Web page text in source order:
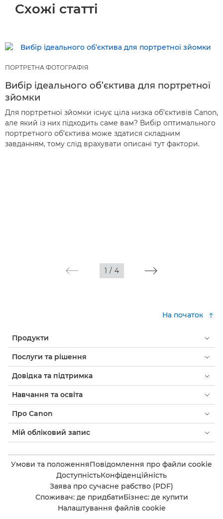
Схожі статті
ПОРТРЕТНА ФОТОГРАФІЯ
Вибір ідеального об’єктива для портретної
зйомки
Для портретної зйомки існує ціла низка об’єктивів Canon,
але який із них підходить саме вам? Вибір оптимального
портретного об’єктива може здатися складним
завданням, тому слід врахувати описані тут фактори.
1 / 4
На початок
Продукти
Послуги та рішення
Довідка та підтримка
Навчання та освіта
Про Canon
Мій обліковий запис
Умови та положенняПовідомлення про файли cookie
ДоступністьКонфіденційність
Заява про сучасне рабство (PDF)
Споживач: де придбатиБізнес: де купити
Налаштування файлів cookie